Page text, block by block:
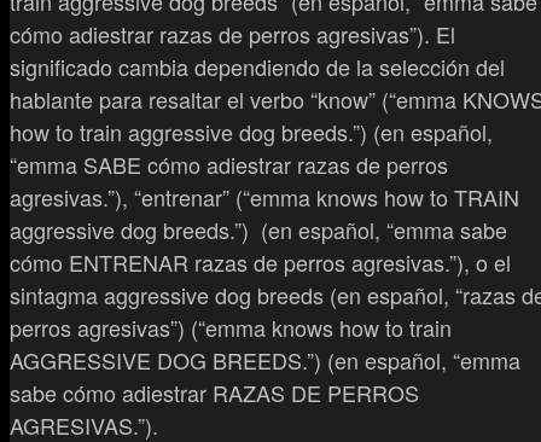
cómo adiestrar razas de perros agresivas”). El
significado cambia dependiendo de la selección del
hablante para resaltar el verbo “know” (“emma
how to train aggressive dog breeds.”) (en español,
“emma SABE cómo adiestrar razas de perros
agresivas.”), “entrenar” (“emma knows how to TRAIN
aggressive dog breeds.”) (en español, “emma sabe
cómo ENTRENAR razas de perros agresivas.”), o el
sintagma aggressive dog breeds (en español, “razas
perros agresivas”) (“emma knows how to train
AGGRESSIVE DOG BREEDS.”) (en español, “emma
sabe cómo adiestrar RAZAS DE PERROS
AGRESIVAS.”).